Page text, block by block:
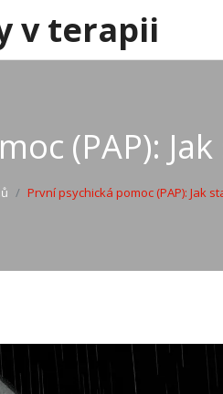
v terapii
(PAP):
První psychická pomoc (PAP): Jak